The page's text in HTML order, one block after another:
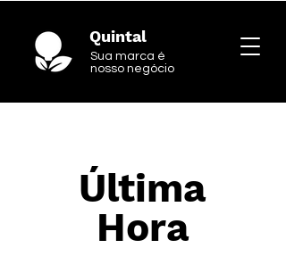
Quintal
Sua marca é
nosso negócio
Última
Hora